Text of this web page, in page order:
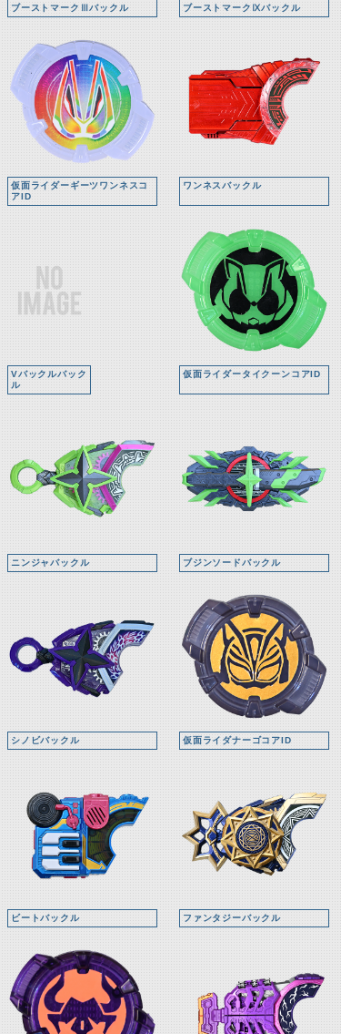
ブーストマークⅢバックル ブーストマークⅨバックル
仮面ライダーギーツワンネスコ
アID
ワンネスバックル
Vバックルバック
ル
仮面ライダータイクーンコアID
ニンジャバックル ブジンソードバックル
シノビバックル 仮面ライダナーゴコアID
ビートバックル ファンタジーバックル